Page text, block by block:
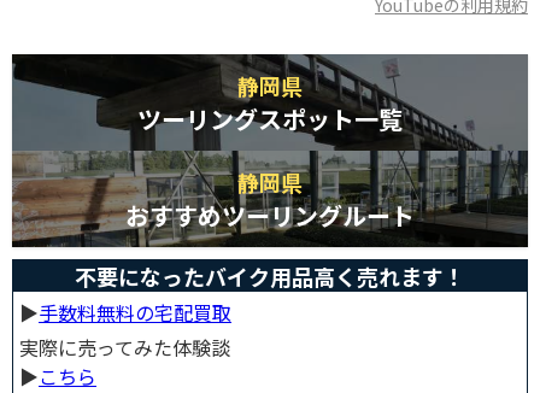
YouTubeの利用規約
静岡県
ツーリングスポット一覧
静岡県
おすすめツーリングルート
不要になったバイク用品高く売れます！
▶︎手数料無料の宅配買取
実際に売ってみた体験談
▶︎こちら